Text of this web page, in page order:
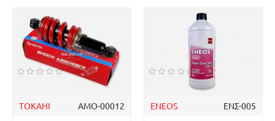
TOKAHI ΑΜΟ-00012 ENEOS ΕΝΣ-005